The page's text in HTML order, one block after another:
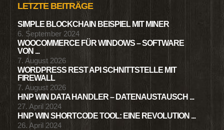
LETZTE BEITRÄGE
SIMPLE BLOCKCHAIN BEISPIEL MIT MINER
6. September 2024
WOOCOMMERCE FÜR WINDOWS – SOFTWARE
VON ...
7. August 2026
WORDPRESS REST API SCHNITTSTELLE MIT
FIREWALL
7. August 2026
HNP WIN DATA HANDLER – DATENAUSTAUSCH ...
27. April 2024
HNP WIN SHORTCODE TOOL: EINE REVOLUTION ...
26. April 2024